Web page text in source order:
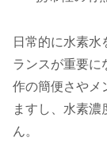
日常的に水素
ランスが重要に
作の簡便さやメ
ますし、水素
ん。